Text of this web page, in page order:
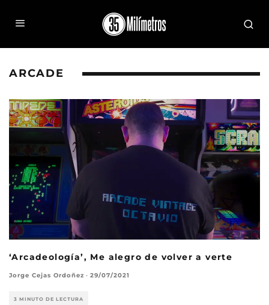
ARCADE
‘Arcadeología’, Me alegro de volver a verte
Jorge Cejas Ordoñez · 29/07/2021
3 MINUTO DE LECTURA